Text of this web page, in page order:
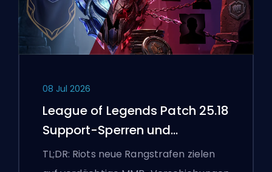
08 Jul 2026
League of Legends Patch 25.18
Support-Sperren und
Boosting-Flaggen
TL;DR: Riots neue Rangstrafen zielen